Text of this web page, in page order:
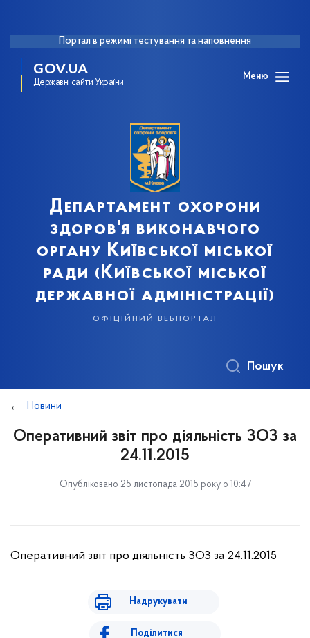
Портал в режимі тестування та наповнення
GOV.UA
Державні сайти України
Меню
Департамент охорони
здоров'я виконавчого
органу Київської міської
ради (Київської міської
державної адміністрації)
офіційний вебпортал
Пошук
Новини
Оперативний звіт про діяльність ЗОЗ за
24.11.2015
Опубліковано 25 листопада 2015 року о 10:47
Оперативний звіт про діяльність ЗОЗ за 24.11.2015
Надрукувати
Поділитися